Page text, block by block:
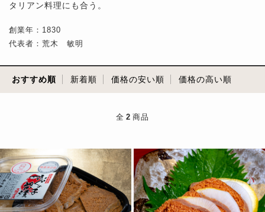
タリアン料理にも合う。
創業年：1830
代表者：荒木 敏明
おすすめ順 新着順 価格の安い順 価格の高い順
全 2 商品